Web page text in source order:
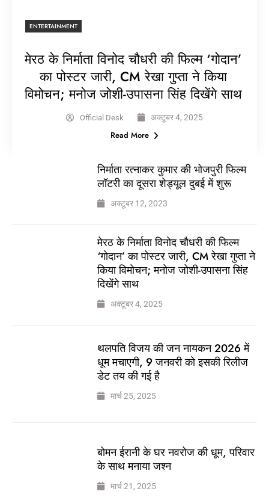
ENTERTAINMENT
मेरठ के निर्माता विनोद चौधरी की फिल्म ‘गोदान’
का पोस्टर जारी, CM रेखा गुप्ता ने किया
विमोचन; मनोज जोशी-उपासना सिंह दिखेंगे साथ
Official Desk अक्टूबर 4, 2025
Read More
निर्माता रत्नाकर कुमार की भोजपुरी फिल्म
लॉटरी का दूसरा शेड्यूल दुबई में शुरू
अक्टूबर 12, 2023
मेरठ के निर्माता विनोद चौधरी की फिल्म
‘गोदान’ का पोस्टर जारी, CM रेखा गुप्ता ने
किया विमोचन; मनोज जोशी-उपासना सिंह
दिखेंगे साथ
अक्टूबर 4, 2025
थलपति विजय की जन नायकन 2026 में
धूम मचाएगी, 9 जनवरी को इसकी रिलीज
डेट तय की गई है
मार्च 25, 2025
बोमन ईरानी के घर नवरोज की धूम, परिवार
के साथ मनाया जश्न
मार्च 21, 2025